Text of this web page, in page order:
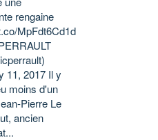
rengaine
MpFdt6Cd1d
11, 2017 Il y
moins d'un
Pierre Le
ancien